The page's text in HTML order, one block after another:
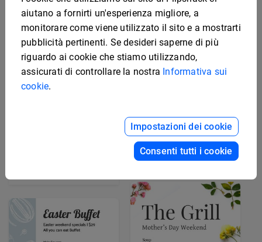
Modello e grafica per
menù pasquale del
ristorante
aiutano a fornirti un'esperienza migliore, a
monitorare come viene utilizzato il sito e a mostrarti
pubblicità pertinenti. Se desideri saperne di più
riguardo ai cookie che stiamo utilizzando,
assicurati di controllare la nostra Informativa sui
cookie.
Impostazioni dei cookie
Consenti tutti i cookie